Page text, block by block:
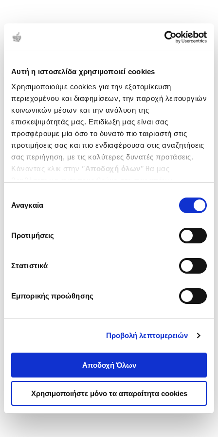
Αυτή η ιστοσελίδα χρησιμοποιεί cookies
Χρησιμοποιούμε cookies για την εξατομίκευση
περιεχομένου και διαφημίσεων, την παροχή λειτουργιών
κοινωνικών μέσων και την ανάλυση της
επισκεψιμότητάς μας. Επιδίωξη μας είναι σας
προσφέρουμε μία όσο το δυνατό πιο ταιριαστή στις
προτιμήσεις σας και πιο ενδιαφέρουσα στις αναζητήσεις
σας περιήγηση, με τις καλύτερες δυνατές προτάσεις.
Κάνοντας κλικ στην ‘’Αποδοχή όλων’’ θα μας
ενδιαφέρουν και να επιλέξετε από τα παρακάτω με την
΄΄και να ενημερωθείτε σχετικά με
συγκατάθεσης
Αναγκαία
Προτιμήσεις
Στατιστικά
Εμπορικής προώθησης
Προβολή λεπτομερειών
Αποδοχή Όλων
Χρησιμοποιήστε μόνο τα απαραίτητα cookies